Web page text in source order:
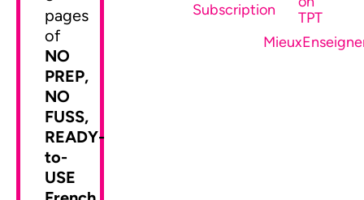
Subscription
TPT
pages
of
NO
PREP,
NO
FUSS,
READY-
to-
USE
SEND ME MY FREEBIE